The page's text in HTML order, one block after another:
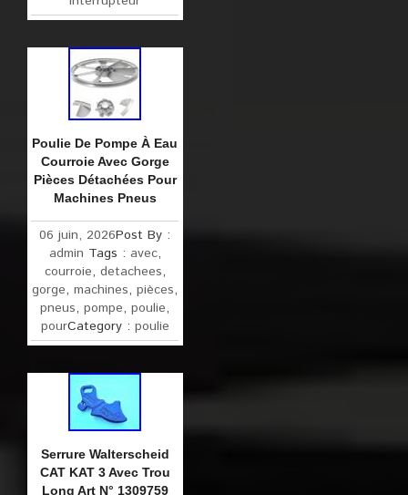
Poulie De Pompe À Eau
Courroie Avec Gorge
Pièces Détachées Pour
Machines Pneus
06 juin, 2026Post By :
admin Tags : avec,
courroie, detachees,
gorge,machines,pièces,
pneus,pompe,poulie,
pourCategory : poulie
Serrure Walterscheid
CAT KAT 3 Avec Trou
Long Art N° 1309759